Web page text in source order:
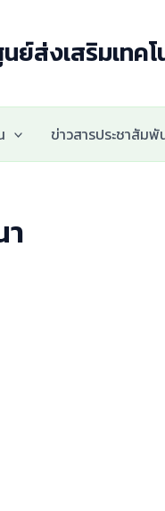
ย์ส่งเสริมเทค
ข่าวสารประชาสัมพั